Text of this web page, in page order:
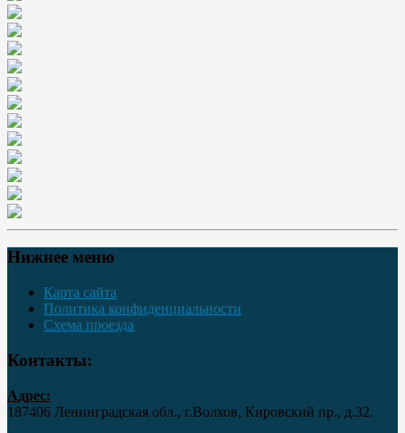
Нижнее меню
Карта сайта
Политика конфиденциальности
Схема проезда
Контакты:
Адрес:
187406 Ленинградская обл., г.Волхов, Кировский пр., д.32.